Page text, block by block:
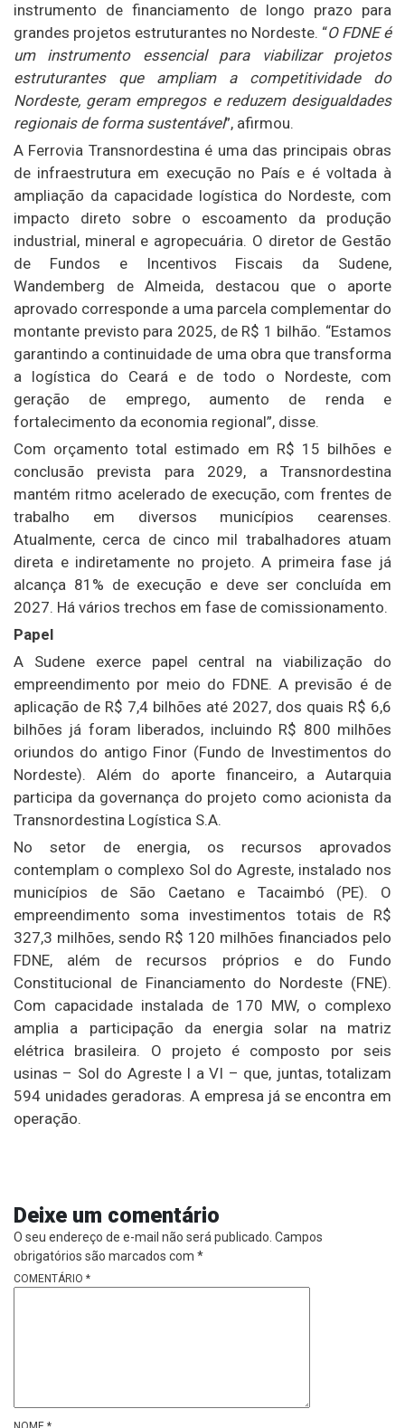
instrumento de financiamento de longo prazo para
grandes projetos estruturantes no Nordeste. “O FDNE é
um instrumento essencial para viabilizar projetos
estruturantes que ampliam a competitividade do
Nordeste, geram empregos e reduzem desigualdades
regionais de forma sustentável”, afirmou.
A Ferrovia Transnordestina é uma das principais obras
de infraestrutura em execução no País e é voltada à
ampliação da capacidade logística do Nordeste, com
impacto direto sobre o escoamento da produção
industrial, mineral e agropecuária. O diretor de Gestão
de Fundos e Incentivos Fiscais da Sudene,
Wandemberg de Almeida, destacou que o aporte
aprovado corresponde a uma parcela complementar do
montante previsto para 2025, de R$ 1 bilhão. “Estamos
garantindo a continuidade de uma obra que transforma
a logística do Ceará e de todo o Nordeste, com
geração de emprego, aumento de renda e
fortalecimento da economia regional”, disse.
Com orçamento total estimado em R$ 15 bilhões e
conclusão prevista para 2029, a Transnordestina
mantém ritmo acelerado de execução, com frentes de
trabalho em diversos municípios cearenses.
Atualmente, cerca de cinco mil trabalhadores atuam
direta e indiretamente no projeto. A primeira fase já
alcança 81% de execução e deve ser concluída em
2027. Há vários trechos em fase de comissionamento.
Papel
A Sudene exerce papel central na viabilização do
empreendimento por meio do FDNE. A previsão é de
aplicação de R$ 7,4 bilhões até 2027, dos quais R$ 6,6
bilhões já foram liberados, incluindo R$ 800 milhões
oriundos do antigo Finor (Fundo de Investimentos do
Nordeste). Além do aporte financeiro, a Autarquia
participa da governança do projeto como acionista da
Transnordestina Logística S.A.
No setor de energia, os recursos aprovados
contemplam o complexo Sol do Agreste, instalado nos
municípios de São Caetano e Tacaimbó (PE). O
empreendimento soma investimentos totais de R$
327,3 milhões, sendo R$ 120 milhões financiados pelo
FDNE, além de recursos próprios e do Fundo
Constitucional de Financiamento do Nordeste (FNE).
Com capacidade instalada de 170 MW, o complexo
amplia a participação da energia solar na matriz
elétrica brasileira. O projeto é composto por seis
usinas – Sol do Agreste I a VI – que, juntas, totalizam
594 unidades geradoras. A empresa já se encontra em
operação.
Deixe um comentário
O seu endereço de e-mail não será publicado. Campos
obrigatórios são marcados com *
COMENTÁRIO *